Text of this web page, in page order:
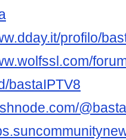
profilo/
bastaIPTV8